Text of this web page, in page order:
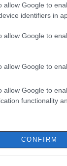
allow Google to
identifiers in
allow Google to
allow Google to
allow Google to
functionality
CONFIRM